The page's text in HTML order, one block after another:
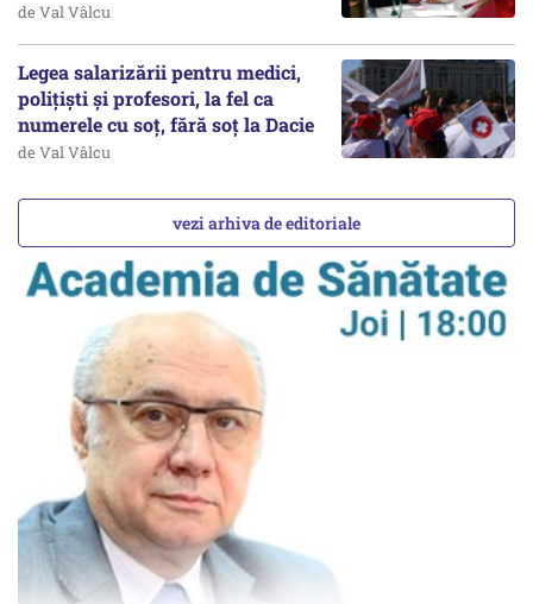
de Val Vâlcu
Legea salarizării pentru medici,
polițiști și profesori, la fel ca
numerele cu soț, fără soț la Dacie
de Val Vâlcu
vezi arhiva de editoriale